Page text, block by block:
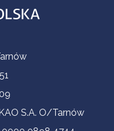
S.A. O/Tarnów